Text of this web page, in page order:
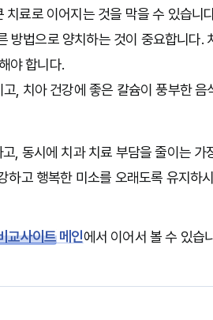
료로 이어지는 것을 막을 수 있습니
법으로 양치하는 것이 중요합니다.
야 합니다.
, 치아 건강에 좋은 칼슘이 풍부한 음
, 동시에 치과 치료 부담을 줄이는 가
고 행복한 미소를 오래도록 유지하
교사이트 메인에서 이어서 볼 수 있습